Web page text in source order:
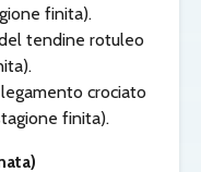
finita).
tendine rotuleo
crociato
finita).